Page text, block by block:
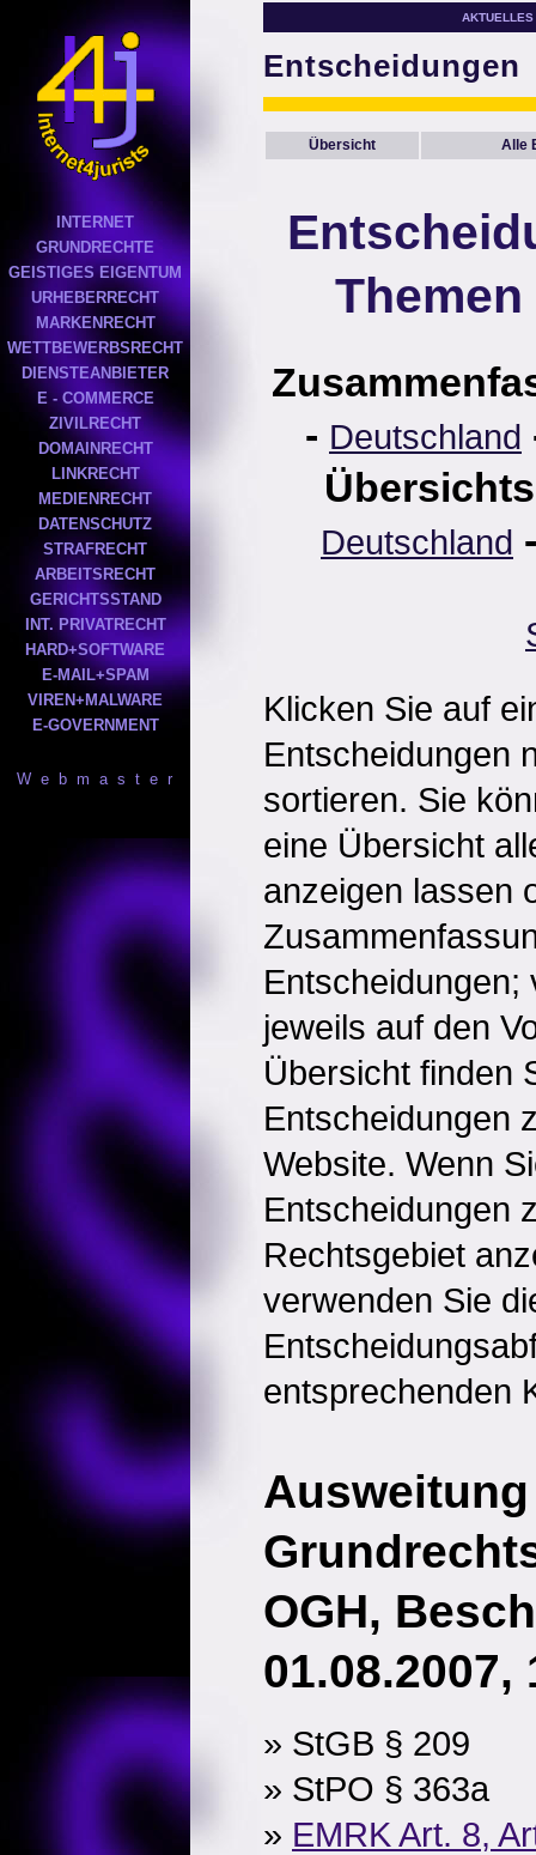
INTERNET
GRUNDRECHTE
GEISTIGES EIGENTUM
URHEBERRECHT
MARKENRECHT
WETTBEWERBSRECHT
DIENSTEANBIETER
E - COMMERCE
ZIVILRECHT
DOMAINRECHT
LINKRECHT
MEDIENRECHT
DATENSCHUTZ
STRAFRECHT
ARBEITSRECHT
GERICHTSSTAND
INT. PRIVATRECHT
HARD+SOFTWARE
E-MAIL+SPAM
VIREN+MALWARE
E-GOVERNMENT
W e b m a s t e r
AKTUELLES
Entscheidungen
Übersicht Alle
- Deutschland
Deutschland
Klicken Sie auf
Entscheidungen
sortieren. Sie
eine Übersicht
anzeigen lassen
Entscheidungen;
jeweils auf den
Übersicht finden
Entscheidungen
Website. Wenn
Entscheidungen
Rechtsgebiet
verwenden Sie
entsprechenden
OGH,
01.08.2007,
» StGB § 209
» StPO § 363a
» EMRK Art. 8,